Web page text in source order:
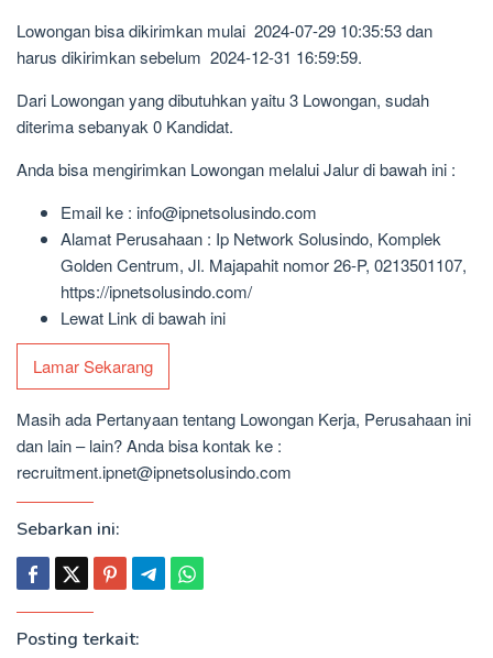
Lowongan bisa dikirimkan mulai 2024-07-29 10:35:53 dan
harus dikirimkan sebelum 2024-12-31 16:59:59.
Dari Lowongan yang dibutuhkan yaitu 3 Lowongan, sudah
diterima sebanyak 0 Kandidat.
Anda bisa mengirimkan Lowongan melalui Jalur di bawah ini :
Email ke : info@ipnetsolusindo.com
Alamat Perusahaan : Ip Network Solusindo, Komplek
Golden Centrum, Jl. Majapahit nomor 26-P, 0213501107,
https://ipnetsolusindo.com/
Lewat Link di bawah ini
Lamar Sekarang
Masih ada Pertanyaan tentang Lowongan Kerja, Perusahaan ini
dan lain – lain? Anda bisa kontak ke :
recruitment.ipnet@ipnetsolusindo.com
Sebarkan ini:
Posting terkait: